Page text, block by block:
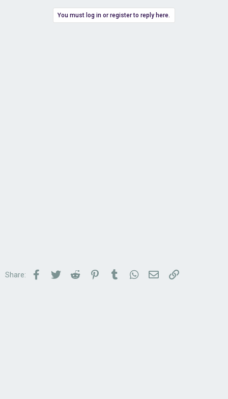
You must log in or register to reply here.
Share: Facebook
TwitterReddit PinterestTumblrWhatsApp
Email Link